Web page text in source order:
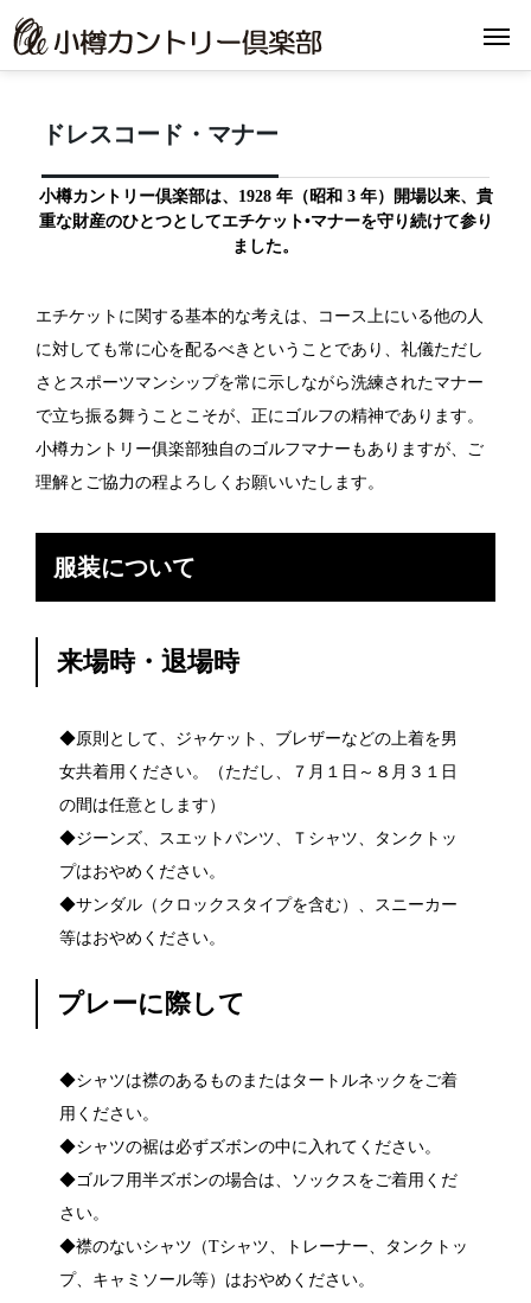
ドレスコード・マナー
小樽カントリー倶楽部は、1928 年（昭和 3 年）開場以来、貴
重な財産のひとつとしてエチケット•マナーを守り続けて参り
ました。
エチケットに関する基本的な考えは、コース上にいる他の人
に対しても常に心を配るべきということであり、礼儀ただし
さとスポーツマンシップを常に示しながら洗練されたマナー
で立ち振る舞うことこそが、正にゴルフの精神であります。
小樽カントリー俱楽部独自のゴルフマナーもありますが、ご
理解とご協力の程よろしくお願いいたします。
服装について
来場時・退場時
◆原則として、ジャケット、ブレザーなどの上着を男
女共着用ください。（ただし、７月１日～８月３１日
の間は任意とします）
◆ジーンズ、スエットパンツ、Ｔシャツ、タンクトッ
プはおやめください。
◆サンダル（クロックスタイプを含む）、スニーカー
等はおやめください。
プレーに際して
◆シャツは襟のあるものまたはタートルネックをご着
用ください。
◆シャツの裾は必ずズボンの中に入れてください。
◆ゴルフ用半ズボンの場合は、ソックスをご着用くだ
さい。
◆襟のないシャツ（Tシャツ、トレーナー、タンクトッ
プ、キャミソール等）はおやめください。